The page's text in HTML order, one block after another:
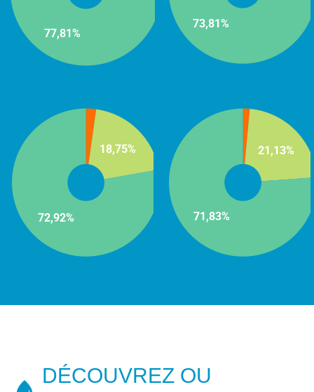
DÉCOUVREZ OU